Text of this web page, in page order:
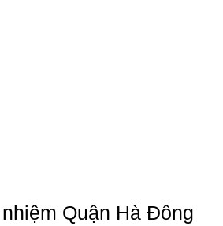
Quận Hà Đông